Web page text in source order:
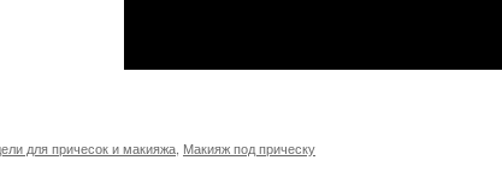
для причесок и макияжа Макияж под прическу